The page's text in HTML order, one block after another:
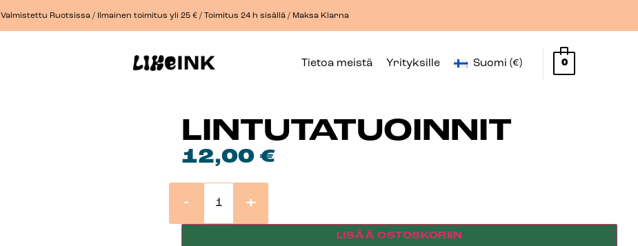
Valmistettu Ruotsissa / Ilmainen toimitus yli 25 € / Toimitus 24 h sisällä / Maksa Klarna
Tietoa meistä Yrityksille Suomi (€) 0
LINTUTATUOINNIT
12,00 €
- +
LISÄÄ OSTOSKORIIN